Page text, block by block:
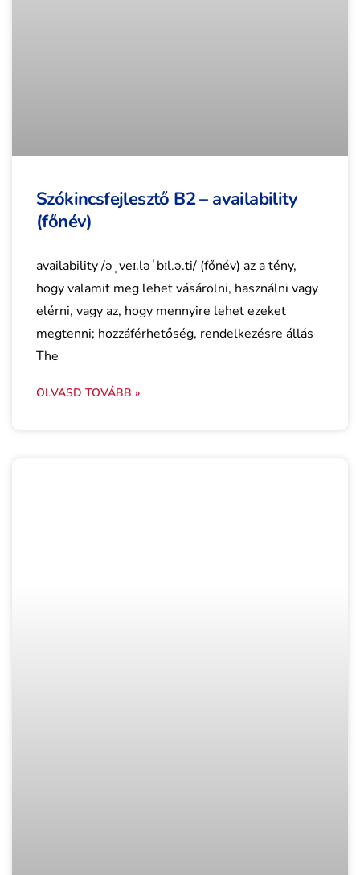
Szókincsfejlesztő B2 – availability
(főnév)
availability /əˌveɪ.ləˈbɪl.ə.ti/ (főnév) az a tény,
hogy valamit meg lehet vásárolni, használni vagy
elérni, vagy az, hogy mennyire lehet ezeket
megtenni; hozzáférhetőség, rendelkezésre állás
The
OLVASD TOVÁBB »